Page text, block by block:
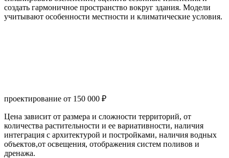
создать гармоничное пространство вокруг здания. Модели
учитывают особенности местности и климатические условия.
проектирование от 150 000 ₽
Цена зависит от размера и сложности территорий, от
количества растительности и ее вариативности, наличия
интеграция с архитектурой и постройками, наличия водных
объектов,от освещения, отображения систем поливов и
дренажа.